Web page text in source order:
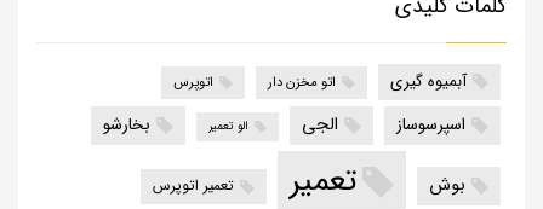
آبمیوه گیری اتو مخزن دار اتوپرس
اسپرسوساز الجی الو تعمیر بخارشو
بوش تعمیر تعمیر اتوپرس